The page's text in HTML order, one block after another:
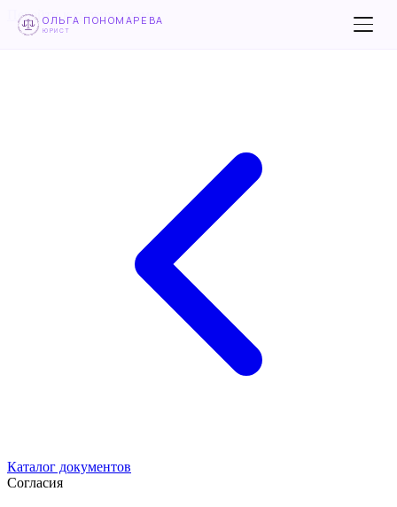
Перейти к содержимому
ОЛЬГА ПОНОМАРЕВА
ЮРИСТ
Каталог документов
Согласия